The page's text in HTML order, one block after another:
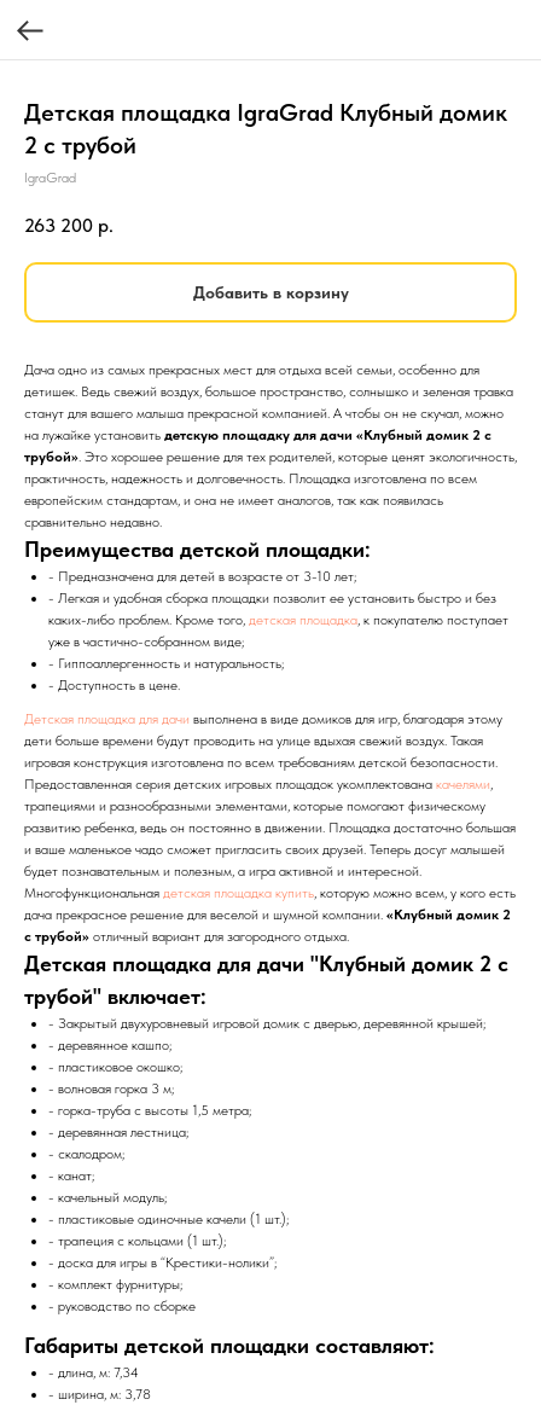
Детская площадка IgraGrad Клубный домик
2 с трубой
IgraGrad
263 200 р.
Добавить в корзину
Дача одно из самых прекрасных мест для отдыха всей семьи, особенно для
детишек. Ведь свежий воздух, большое пространство, солнышко и зеленая травка
станут для вашего малыша прекрасной компанией. А чтобы он не скучал, можно
на лужайке установить детскую площадку для дачи «Клубный домик 2 с
трубой». Это хорошее решение для тех родителей, которые ценят экологичность,
практичность, надежность и долговечность. Площадка изготовлена по всем
европейским стандартам, и она не имеет аналогов, так как появилась
сравнительно недавно.
Преимущества детской площадки:
- Предназначена для детей в возрасте от 3-10 лет;
- Легкая и удобная сборка площадки позволит ее установить быстро и без
каких-либо проблем. Кроме того, детская площадка, к покупателю поступает
уже в частично-собранном виде;
- Гиппоаллергенность и натуральность;
- Доступность в цене.
Детская площадка для дачи выполнена в виде домиков для игр, благодаря этому
дети больше времени будут проводить на улице вдыхая свежий воздух. Такая
игровая конструкция изготовлена по всем требованиям детской безопасности.
Предоставленная серия детских игровых площадок укомплектована качелями,
трапециями и разнообразными элементами, которые помогают физическому
развитию ребенка, ведь он постоянно в движении. Площадка достаточно большая
и ваше маленькое чадо сможет пригласить своих друзей. Теперь досуг малышей
будет познавательным и полезным, а игра активной и интересной.
Многофункциональная детская площадка купить, которую можно всем, у кого есть
дача прекрасное решение для веселой и шумной компании. «Клубный домик 2
с трубой» отличный вариант для загородного отдыха.
Детская площадка для дачи "Клубный домик 2 с
трубой" включает:
- Закрытый двухуровневый игровой домик с дверью, деревянной крышей;
- деревянное кашпо;
- пластиковое окошко;
- волновая горка 3 м;
- горка-труба с высоты 1,5 метра;
- деревянная лестница;
- скалодром;
- канат;
- качельный модуль;
- пластиковые одиночные качели (1 шт.);
- трапеция с кольцами (1 шт.);
- доска для игры в “Крестики-нолики”;
- комплект фурнитуры;
- руководство по сборке
Габариты детской площадки составляют:
- длина, м: 7,34
- ширина, м: 3,78